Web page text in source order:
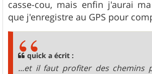
casse-cou, mais enfin j'aurai
que j'enregistre au GPS pour
quick a écrit :
...et il faut profiter des chemins